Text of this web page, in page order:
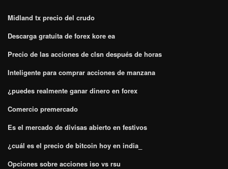
Midland tx precio del crudo
Descarga gratuita de forex kore ea
Precio de las acciones de clsn después de horas
Inteligente para comprar acciones de manzana
¿puedes realmente ganar dinero en forex
Comercio premercado
Es el mercado de divisas abierto en festivos
¿cuál es el precio de bitcoin hoy en india_
Opciones sobre acciones iso vs rsu